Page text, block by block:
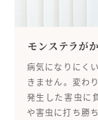
モンステラが
病気になりにく
きません。変わ
発生した害虫に
や害虫に打ち勝